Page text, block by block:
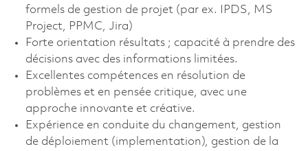
formels de gestion de projet (par ex. IPDS, MS
Project, PPMC, Jira)
Forte orientation résultats ; capacité à prendre des
décisions avec des informations limitées.
Excellentes compétences en résolution de
problèmes et en pensée critique, avec une
approche innovante et créative.
Expérience en conduite du changement, gestion
de déploiement (implementation), gestion de la